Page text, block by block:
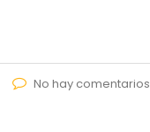
No hay comentarios